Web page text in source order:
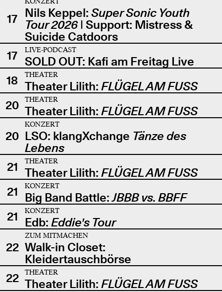
17 Nils Keppel: Super Sonic Youth
Tour 2026| Support: Mistress &
Suicide Catdoors
17
LIVE-PODCAST
SOLD OUT: Kafi am Freitag Live
18
THEATER
Theater Lilith: FLÜGEL AM FUSS
20
THEATER
Theater Lilith: FLÜGEL AM FUSS
20
KONZERT
LSO: klangXchange Tänze des
Lebens
21
THEATER
Theater Lilith: FLÜGEL AM FUSS
21
KONZERT
Big Band Battle:JBBB vs. BBFF
21
KONZERT
Edb: Eddie's Tour
22
ZUM MITMACHEN
Walk-in Closet:
Kleidertauschbörse
22
THEATER
Theater Lilith: FLÜGEL AM FUSS